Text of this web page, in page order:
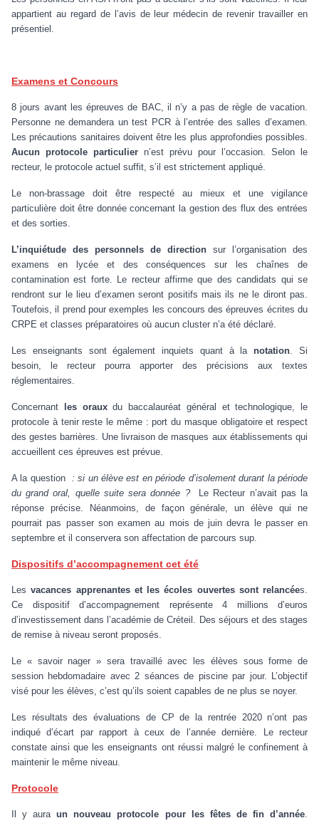
appartient au regard de l’avis de leur médecin de revenir travailler en
présentiel.
Examens et Concours
8 jours avant les épreuves de BAC, il n’y a pas de règle de vacation.
Personne ne demandera un test PCR à l’entrée des salles d’examen.
Les précautions sanitaires doivent être les plus approfondies possibles.
Aucun protocole particulier n’est prévu pour l’occasion. Selon le
recteur, le protocole actuel suffit, s’il est strictement appliqué.
Le non-brassage doit être respecté au mieux et une vigilance
particulière doit être donnée concernant la gestion des flux des entrées
et des sorties.
L’inquiétude des personnels de direction sur l’organisation des
examens en lycée et des conséquences sur les chaînes de
contamination est forte. Le recteur affirme que des candidats qui se
rendront sur le lieu d’examen seront positifs mais ils ne le diront pas.
Toutefois, il prend pour exemples les concours des épreuves écrites du
CRPE et classes préparatoires où aucun cluster n’a été déclaré.
Les enseignants sont également inquiets quant à lanotation. Si
besoin, le recteur pourra apporter des précisions aux textes
réglementaires.
Concernant les orauxdu baccalauréat général et technologique, le
protocole à tenir reste le même : port du masque obligatoire et respect
des gestes barrières. Une livraison de masques aux établissements qui
accueillent ces épreuves est prévue.
A la question : si un élève est en période d’isolement durant la période
du grand oral, quelle suite sera donnée ?
Le Recteur n’avait pas la
réponse précise. Néanmoins, de façon générale, un élève qui ne
pourrait pas passer son examen au mois de juin devra le passer en
septembre et il conservera son affectation de parcours sup.
Dispositifs d’accompagnement cet été
Lesvacances apprenantes et les écoles ouvertes sont relancées.
Ce dispositif d’accompagnement représente 4 millions d’euros
d’investissement dans l’académie de Créteil. Des séjours et des stages
de remise à niveau seront proposés.
Le « savoir nager » sera travaillé avec les élèves sous forme de
session hebdomadaire avec 2 séances de piscine par jour. L’objectif
visé pour les élèves, c’est qu’ils soient capables de ne plus se noyer.
Les résultats des évaluations de CP de la rentrée 2020 n’ont pas
indiqué d’écart par rapport à ceux de l’année dernière. Le recteur
constate ainsi que les enseignants ont réussi malgré le confinement à
maintenir le même niveau.
Protocole
Il y auraun nouveau protocole pour les fêtes de fin d’année.